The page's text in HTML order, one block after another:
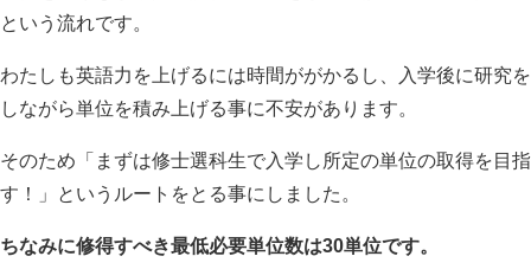
という流れです。
わたしも英語力を上げるには時間ががかるし、入学後に研究を
しながら単位を積み上げる事に不安があります。
そのため「まずは修士選科生で入学し所定の単位の取得を目指
す！」というルートをとる事にしました。
ちなみに修得すべき最低必要単位数は30単位です。